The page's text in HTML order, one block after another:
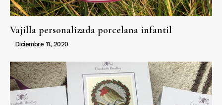
Vajilla personalizada porcelana infantil
Diciembre 11, 2020